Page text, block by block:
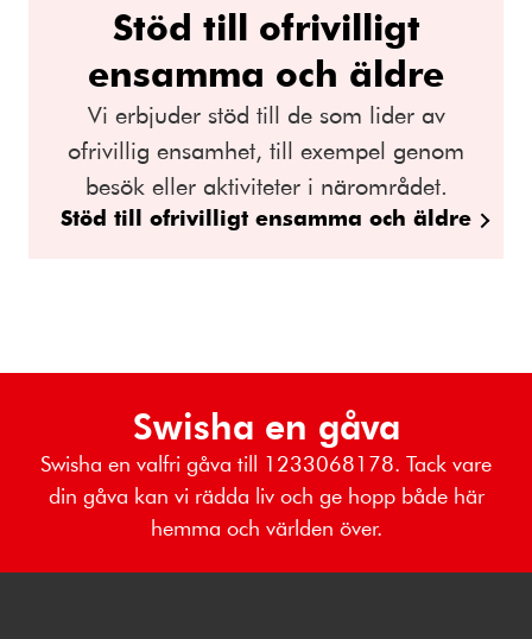
Stöd till ofrivilligt
ensamma och äldre
Vi erbjuder stöd till de som lider av
ofrivillig ensamhet, till exempel genom
besök eller aktiviteter i närområdet.
Stöd till ofrivilligt ensamma och äldre
Swisha en gåva
Swisha en valfri gåva till 1233068178. Tack vare
din gåva kan vi rädda liv och ge hopp både här
hemma och världen över.